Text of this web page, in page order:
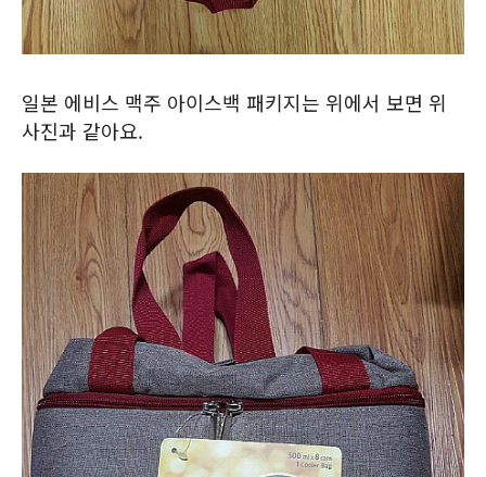
일본 에비스 맥주 아이스백 패키지는 위에서 보면 위
사진과 같아요.